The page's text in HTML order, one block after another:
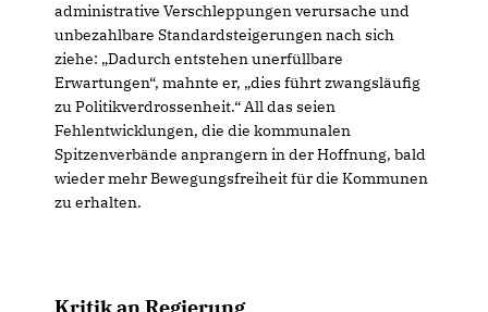
administrative Verschleppungen verursache und
unbezahlbare Standardsteigerungen nach sich
ziehe: „Dadurch entstehen unerfüllbare
Erwartungen“, mahnte er, „dies führt zwangsläufig
zu Politikverdrossenheit.“ All das seien
Fehlentwicklungen, die die kommunalen
Spitzenverbände anprangern in der Hoffnung, bald
wieder mehr Bewegungsfreiheit für die Kommunen
zu erhalten.